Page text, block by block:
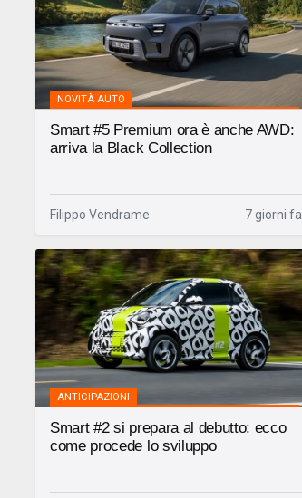
NOVITÀ AUTO
Smart #5 Premium ora è anche AWD:
arriva la Black Collection
Filippo Vendrame 7 giorni fa
ANTICIPAZIONI
Smart #2 si prepara al debutto: ecco
come procede lo sviluppo